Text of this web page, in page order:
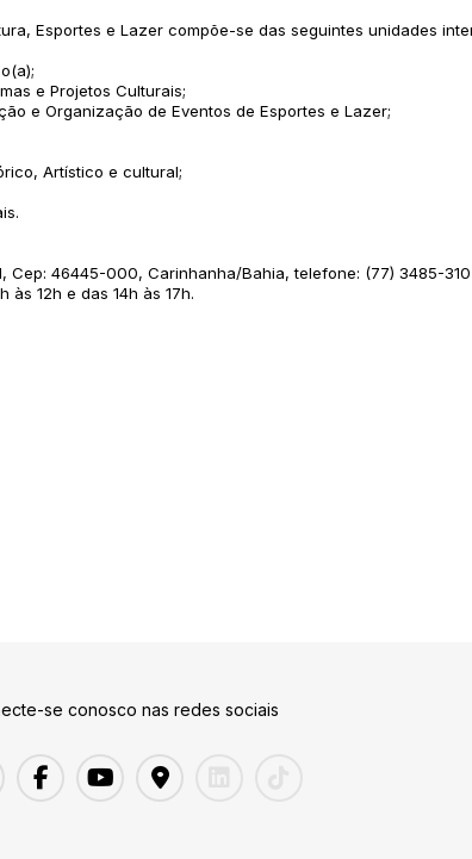
Esportes e Lazer compõe-se das seguintes unidades
e Projetos Culturais;
e Organização de Eventos de Esportes e Lazer;
Artístico e cultural;
Cep: 46445-000, Carinhanha/Bahia, telefone: (77) 3485-
às 12h e das 14h às 17h.
se conosco nas redes sociais